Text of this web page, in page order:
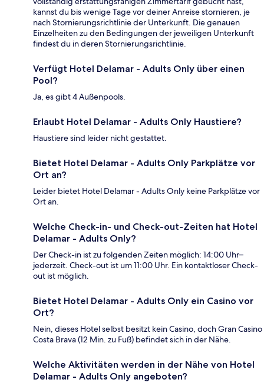
kannst du bis wenige Tage vor deiner Anreise stornieren, je
nach Stornierungsrichtlinie der Unterkunft. Die genauen
Einzelheiten zu den Bedingungen der jeweiligen Unterkunft
findest du in deren Stornierungsrichtlinie.
Verfügt Hotel Delamar - Adults Only über einen
Pool?
Ja, es gibt 4 Außenpools.
Erlaubt Hotel Delamar - Adults Only Haustiere?
Haustiere sind leider nicht gestattet.
Bietet Hotel Delamar - Adults Only Parkplätze vor
Ort an?
Leider bietet Hotel Delamar - Adults Only keine Parkplätze vor
Ort an.
Welche Check-in- und Check-out-Zeiten hat Hotel
Delamar - Adults Only?
Der Check-in ist zu folgenden Zeiten möglich: 14:00 Uhr–
jederzeit. Check-out ist um 11:00 Uhr. Ein kontaktloser Check-
out ist möglich.
Bietet Hotel Delamar - Adults Only ein Casino vor
Ort?
Nein, dieses Hotel selbst besitzt kein Casino, doch Gran Casino
Costa Brava (12 Min. zu Fuß) befindet sich in der Nähe.
Welche Aktivitäten werden in der Nähe von Hotel
Delamar - Adults Only angeboten?